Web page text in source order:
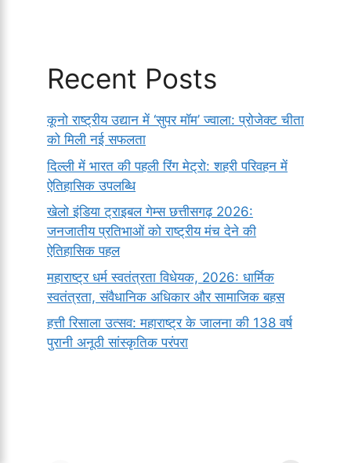
Recent Posts
कूनो राष्ट्रीय उद्यान में ‘सुपर मॉम’ ज्वाला: प्रोजेक्ट चीता
को मिली नई सफलता
दिल्ली में भारत की पहली रिंग मेट्रो: शहरी परिवहन में
ऐतिहासिक उपलब्धि
खेलो इंडिया ट्राइबल गेम्स छत्तीसगढ़ 2026:
जनजातीय प्रतिभाओं को राष्ट्रीय मंच देने की
ऐतिहासिक पहल
महाराष्ट्र धर्म स्वतंत्रता विधेयक, 2026: धार्मिक
स्वतंत्रता, संवैधानिक अधिकार और सामाजिक बहस
हत्ती रिसाला उत्सव: महाराष्ट्र के जालना की 138 वर्ष
पुरानी अनूठी सांस्कृतिक परंपरा